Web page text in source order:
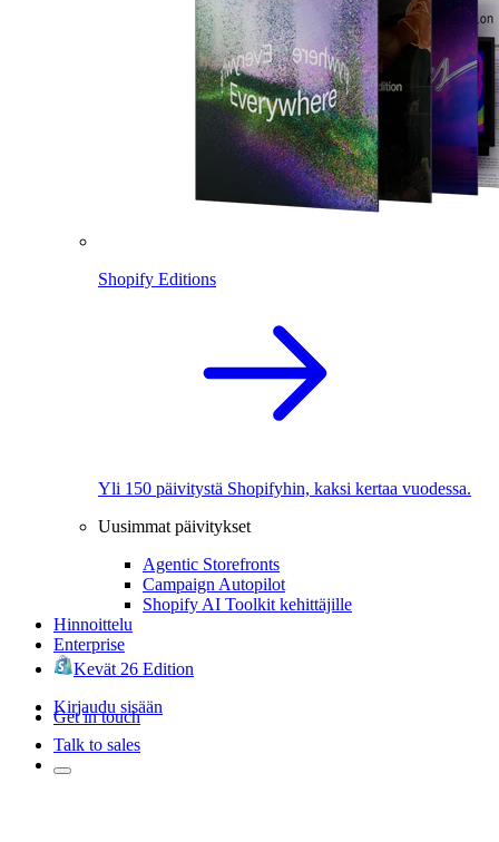
Shopify Editions
Yli 150 päivitystä Shopifyhin, kaksi kertaa vuodessa.
Uusimmat päivitykset
Agentic Storefronts
Campaign Autopilot
Shopify AI Toolkit kehittäjille
Hinnoittelu
Enterprise
Kevät 26 Edition
Kirjaudu sisään
Get in touch
Talk to sales